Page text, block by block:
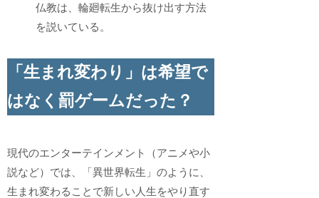
仏教は、輪廻転生から抜け出す方法
を説いている。
「生まれ変わり」は希望で
はなく罰ゲームだった？
現代のエンターテインメント（アニメや小
説など）では、「異世界転生」のように、
生まれ変わることで新しい人生をやり直す